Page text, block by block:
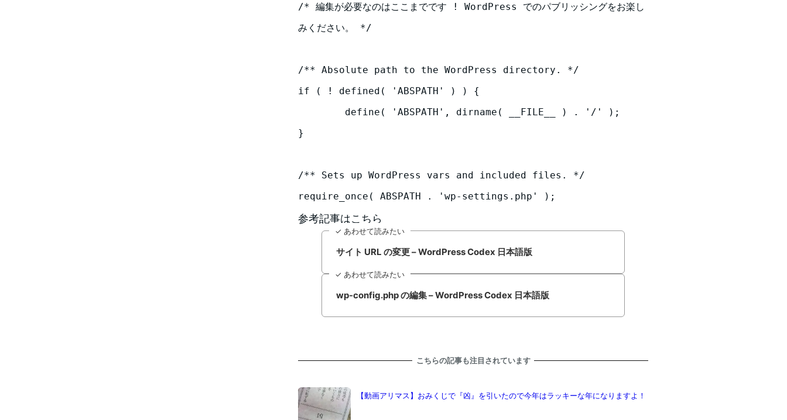
/* 編集が必要なのはここまでです ! WordPress でのパブリッシングをお楽し
みください。 */
/** Absolute path to the WordPress directory. */
if ( ! defined( 'ABSPATH' ) ) {
}
/** Sets up WordPress vars and included files. */
参考記事はこちら
✓ あわせて読みたい
サイト URL の変更 – WordPress Codex 日本語版
✓ あわせて読みたい
wp-config.php の編集 – WordPress Codex 日本語版
こちらの記事も注目されています
【動画アリマス】おみくじで『凶』を引いたので今年はラッキーな年になりますよ！